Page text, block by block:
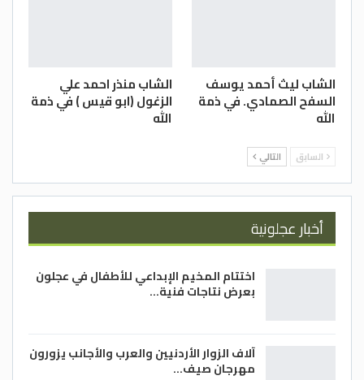
الشاب ليث أحمد يوسف
السفح الصمادي. في ذمة
الله
الشاب منذر احمد علي
الزغول (ابو قيس ) في ذمة
الله
السابق التالي
أخبار عجلونية
اختتام المخيم الإبداعي للأطفال في عجلون
بعرض نتاجات فنية…
آلاف الزوار الأردنيين والعرب والأجانب يزورون
مهرجان صيف…